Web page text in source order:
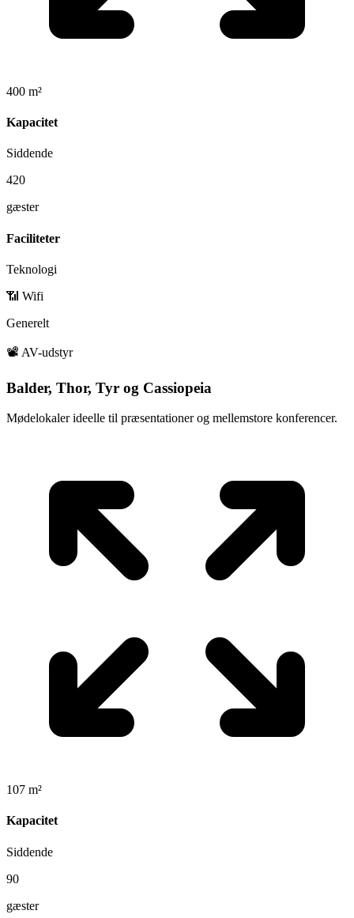
400 m²
Kapacitet
Siddende
420
gæster
Faciliteter
Teknologi
📶 Wifi
Generelt
📽️ AV-udstyr
Balder, Thor, Tyr og Cassiopeia
Mødelokaler ideelle til præsentationer og mellemstore konferencer.
107 m²
Kapacitet
Siddende
90
gæster